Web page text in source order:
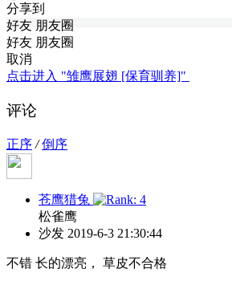
分享到
好友 朋友圈
好友 朋友圈
取消
点击进入 "雏鹰展翅 [保育驯养]"
评论
正序 / 倒序
苍鹰猎兔
松雀鹰
沙发 2019-6-3 21:30:44
不错 长的漂亮， 草皮不合格